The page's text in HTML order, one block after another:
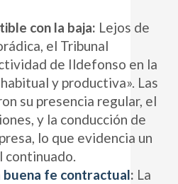
con la baja: Lejos de
el Tribunal
de Ildefonso en la
y productiva». Las
su presencia regular, el
y la conducción de
lo que evidencia un
continuado.
buena fe contractual: La